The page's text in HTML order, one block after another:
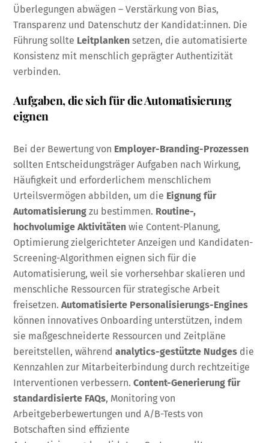
Überlegungen abwägen – Verstärkung von Bias,
Transparenz und Datenschutz der Kandidat:innen. Die
Führung sollte Leitplanken setzen, die automatisierte
Konsistenz mit menschlich geprägter Authentizität
verbinden.
Aufgaben, die sich für die Automatisierung
eignen
Bei der Bewertung von Employer-Branding-Prozessen
sollten Entscheidungsträger Aufgaben nach Wirkung,
Häufigkeit und erforderlichem menschlichem
Urteilsvermögen abbilden, um die Eignung für
Automatisierung zu bestimmen. Routine-,
hochvolumige Aktivitäten wie Content-Planung,
Optimierung zielgerichteter Anzeigen und Kandidaten-
Screening-Algorithmen eignen sich für die
Automatisierung, weil sie vorhersehbar skalieren und
menschliche Ressourcen für strategische Arbeit
freisetzen.Automatisierte Personalisierungs-Engines
können innovatives Onboarding unterstützen, indem
sie maßgeschneiderte Ressourcen und Zeitpläne
bereitstellen, währendanalytics-gestützte Nudges die
Kennzahlen zur Mitarbeiterbindung durch rechtzeitige
Interventionen verbessern.Content-Generierung für
standardisierte FAQs, Monitoring von
Arbeitgeberbewertungen und A/B-Tests von
Botschaften sind effiziente